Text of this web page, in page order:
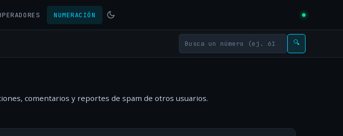
NUMERACIÓN
🔍
comentarios y reportes de spam de otros usuarios.